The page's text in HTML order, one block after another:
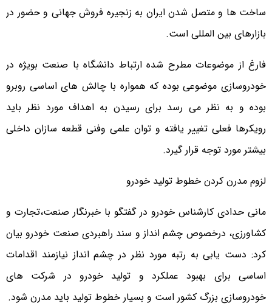
ساخت ها و متصل شدن ایران به زنجیره فروش جهانی و حضور در
بازارهای بین المللی است.
فارغ از موضوعات مطرح شده ارتباط دانشگاه با صنعت بویژه در
خودروسازی موضوعی بوده که همواره با چالش های اساسی روبرو
بوده و به نظر می رسد برای رسیدن به اهداف مورد نظر باید
رویکرها فعلی تغییر یافته و توان علمی وفنی قطعه سازان داخلی
بیشتر مورد توجه قرار گیرد.
لزوم مدرن کردن خطوط تولید خودرو
مانی حدادی کارشناس خودرو در گفتگو با خبرنگار صنعت،تجارت و
کشاورزی، درخصوص چشم انداز و سند راهبردی صنعت خودرو بیان
کرد: دست یابی به رتبه مورد نظر در چشم انداز نیازمند اقدامات
اساسی برای بهبود عملکرد و تولید خودرو در شرکت های
خودروسازی بزرگ کشور است و بسیار خطوط تولید باید مدرن شود.